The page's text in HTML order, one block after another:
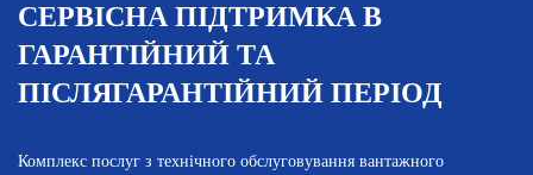
СЕРВІСНА ПІДТРИМКА В
ГАРАНТІЙНИЙ ТА
ПІСЛЯГАРАНТІЙНИЙ ПЕРІОД
Комплекс послуг з технічного обслуговування вантажного